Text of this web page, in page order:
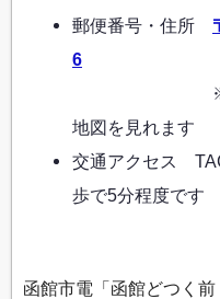
郵便番号・住所
6
※ リンクか
地図を見れます
交通アクセス
歩で5分程度です
函館市電「函館どつく